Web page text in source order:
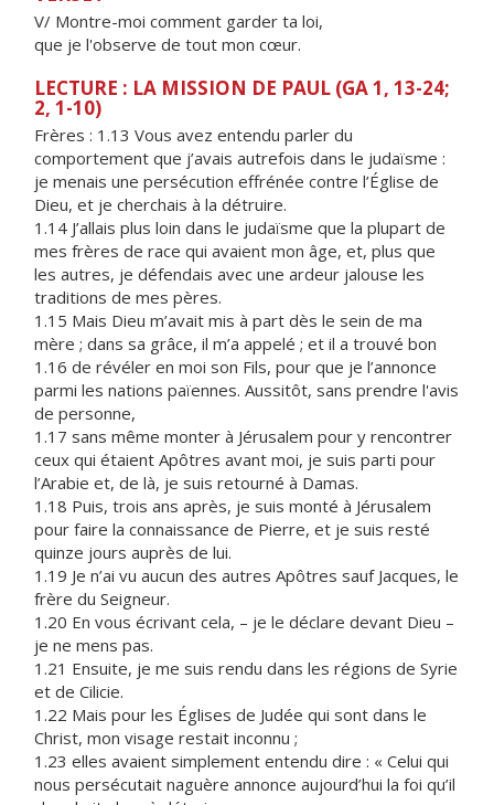
V/ Montre-moi comment garder ta loi,
que je l'observe de tout mon cœur.
LECTURE : LA MISSION DE PAUL (GA 1, 13-24;
2, 1-10)
Frères : 1.13 Vous avez entendu parler du
comportement que j’avais autrefois dans le judaïsme :
je menais une persécution effrénée contre l’Église de
Dieu, et je cherchais à la détruire.
1.14 J’allais plus loin dans le judaïsme que la plupart de
mes frères de race qui avaient mon âge, et, plus que
les autres, je défendais avec une ardeur jalouse les
traditions de mes pères.
1.15 Mais Dieu m’avait mis à part dès le sein de ma
mère ; dans sa grâce, il m’a appelé ; et il a trouvé bon
1.16 de révéler en moi son Fils, pour que je l’annonce
parmi les nations païennes. Aussitôt, sans prendre l'avis
de personne,
1.17 sans même monter à Jérusalem pour y rencontrer
ceux qui étaient Apôtres avant moi, je suis parti pour
l’Arabie et, de là, je suis retourné à Damas.
1.18 Puis, trois ans après, je suis monté à Jérusalem
pour faire la connaissance de Pierre, et je suis resté
quinze jours auprès de lui.
1.19 Je n’ai vu aucun des autres Apôtres sauf Jacques, le
frère du Seigneur.
1.20 En vous écrivant cela, – je le déclare devant Dieu –
je ne mens pas.
1.21 Ensuite, je me suis rendu dans les régions de Syrie
et de Cilicie.
1.22 Mais pour les Églises de Judée qui sont dans le
Christ, mon visage restait inconnu ;
1.23 elles avaient simplement entendu dire : « Celui qui
nous persécutait naguère annonce aujourd’hui la foi qu’il